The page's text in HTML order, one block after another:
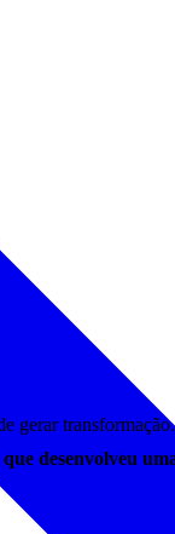
gerar
desenvolveu